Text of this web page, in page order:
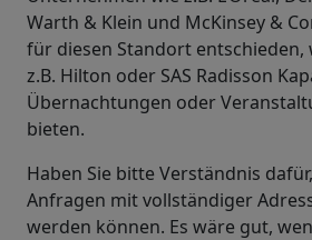
Warth & Klein und McKinsey &
für diesen Standort entschieden,
z.B. Hilton oder SAS Radisson
Übernachtungen oder
bieten.
Haben Sie bitte Verständnis
Anfragen mit vollständiger
werden können. Es wäre gut,